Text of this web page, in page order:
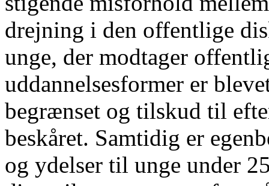
drejning i den offentlige
unge, der modtager
uddannelsesformer er
begrænset og tilskud til
beskåret. Samtidig er
og ydelser til unge under